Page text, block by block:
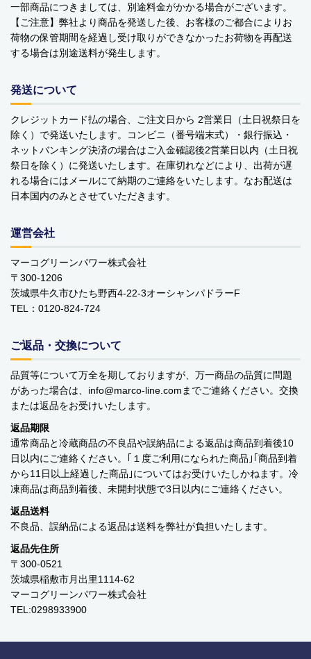
価格から探す
￥0 ～￥999
￥3,000 ～￥3,999
￥4,000 ～￥4,999
￥5,000 ～￥9,999
￥10,000～
ご利用案内
運営会社
マーコグリーンパワー株式会社
一部商品につきましては、別途料金がかかる場合がございます。
【ご注意】弊社より商品を発送した後、お客様のご都合によりお
荷物の保管期間を経過し受け取りができなかったお荷物を再配送
する場合は別途送料が発生します。
発送について
クレジットカード払の場合、ご注文日から 2営業日（土日祝祭日を
除く）で発送いたします。コンビニ（番号端末式）・銀行振込・
ネットバンキング決済の場合はご入金確認後2営業日以内（土日祝
祭日を除く）に発送いたします。在庫切れなどにより、出荷が遅
れる場合にはメールにて納期のご連絡をいたします。なお配送は
日本国内のみとさせていただきます。
運営会社
マーコグリーンパワー株式会社
〒300-1206
茨城県牛久市ひたち野西4-22-3オーシャンパドラーF
TEL：0120-824-724
ご返品・交換について
品質等について万全を期しておりますが、万一商品の品質に問題
があった場合は、info
marco-line.com までご連絡ください。交換
または返品をお受けいたします。
返品期限
通常商品と冷蔵商品の不良品や誤納品による返品は商品到着後10
日以内にご連絡ください。｢１度ご利用になられた商品｣｢商品到着
から11日以上経過した商品｣についてはお受けいたしかねます。冷
凍商品は商品到着後、未開封状態で3日以内にご連絡ください。
返品送料
不良品、誤納品による返品は送料を弊社が負担いたします。
返品先住所
〒300-0521
茨城県稲敷市月出里1114-62
マーコグリーンパワー株式会社
TEL:0298933900